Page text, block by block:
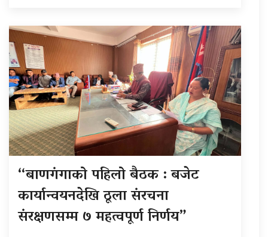
“बाणगंगाको पहिलो बैठक : बजेट
कार्यान्वयनदेखि ठूला संरचना
संरक्षणसम्म ७ महत्वपूर्ण निर्णय”